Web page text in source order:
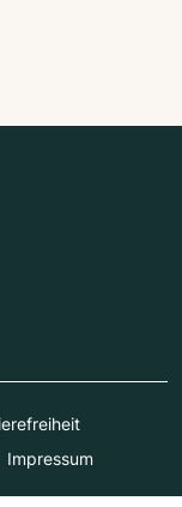
Impressum